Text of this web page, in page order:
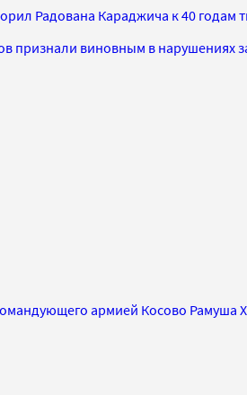
Радована Караджича к 40 годам
признали виновным в нарушениях
армией Косово Рамуша